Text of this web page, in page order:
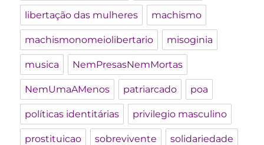
libertação das mulheres machismo
machismonomeiolibertario misoginia
musica NemPresasNemMortas
NemUmaAMenos patriarcado poa
políticas identitárias privilegio masculino
prostituicao sobrevivente solidariedade